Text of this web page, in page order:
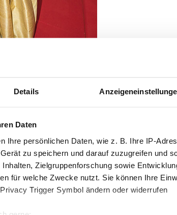
Details
Daten
Ihre persönlichen Daten, wie z. B. Ihre IP-
zu speichern und darauf zuzugreifen und
Zielgruppenforschung sowie
für welche Zwecke nutzt. Sie können Ihre
Trigger Symbol ändern oder widerrufen
Advertisement